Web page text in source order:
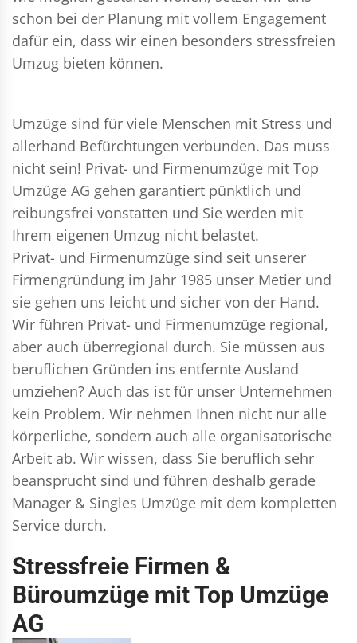
schon bei der Planung mit vollem Engagement
dafür ein, dass wir einen besonders stressfreien
Umzug bieten können.
Umzüge sind für viele Menschen mit Stress und
allerhand Befürchtungen verbunden. Das muss
nicht sein! Privat- und Firmenumzüge mit Top
Umzüge AG gehen garantiert pünktlich und
reibungsfrei vonstatten und Sie werden mit
Ihrem eigenen Umzug nicht belastet.
Privat- und Firmenumzüge sind seit unserer
Firmengründung im Jahr 1985 unser Metier und
sie gehen uns leicht und sicher von der Hand.
Wir führen Privat- und Firmenumzüge regional,
aber auch überregional durch. Sie müssen aus
beruflichen Gründen ins entfernte Ausland
umziehen? Auch das ist für unser Unternehmen
kein Problem. Wir nehmen Ihnen nicht nur alle
körperliche, sondern auch alle organisatorische
Arbeit ab. Wir wissen, dass Sie beruflich sehr
beansprucht sind und führen deshalb gerade
Manager & Singles Umzüge mit dem kompletten
Service durch.
Stressfreie Firmen &
Büroumzüge mit Top Umzüge
AG